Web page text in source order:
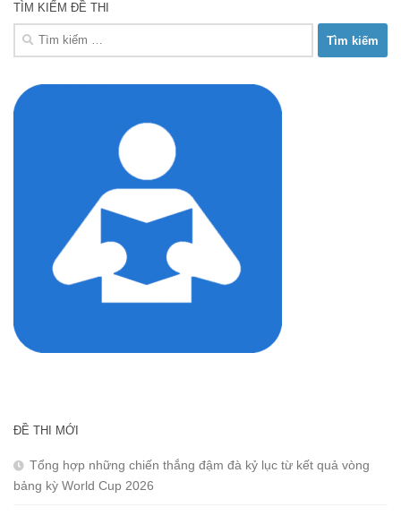
TÌM KIẾM ĐỀ THI
Tìm
kiếm
ĐỀ THI MỚI
Tổng hợp những chiến thắng đậm đà kỷ lục từ kết quả vòng
bảng kỳ World Cup 2026